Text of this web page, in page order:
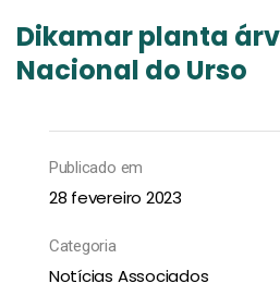
Dikamar planta
Nacional do Urso
Publicado em
28 fevereiro 2023
Categoria
Notícias Associados